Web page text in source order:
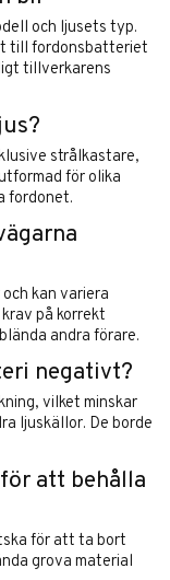
och ljusets typ.
till fordonsbatteriet
tillverkarens
strålkastare,
för olika
fordonet.
kan variera
på korrekt
andra förare.
negativt?
vilket minskar
ljuskällor. De borde
att behålla
för att ta bort
grova material